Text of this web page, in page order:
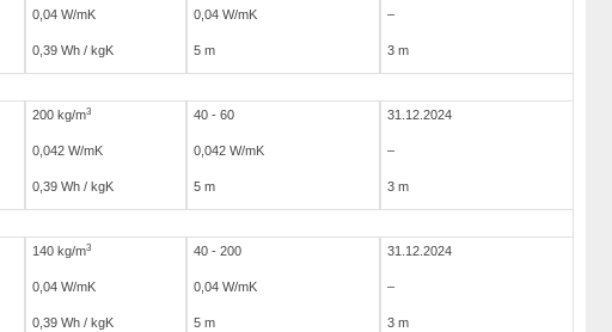
0,04 W/mK 0,04 W/mK –
0,39 Wh / kgK 5 m 3 m
200 kg/m3 40 - 60 31.12.2024
0,042 W/mK 0,042 W/mK –
0,39 Wh / kgK 5 m 3 m
140 kg/m3 40 - 200 31.12.2024
0,04 W/mK 0,04 W/mK –
0,39 Wh / kgK 5 m 3 m